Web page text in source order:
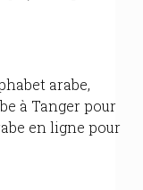
arabe,
à Tanger pour
en ligne pour